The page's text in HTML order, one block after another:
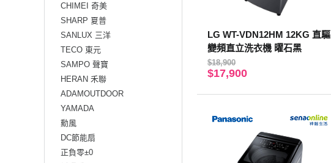
CHIMEI 奇美
SHARP 夏普
SANLUX 三洋
TECO 東元
SAMPO 聲寶
HERAN 禾聯
ADAMOUTDOOR
YAMADA
勳風
DC節能扇
正負零±0
LG WT-VDN12HM 12KG 直驅
變頻直立洗衣機 曜石黑
$18,900
$17,900